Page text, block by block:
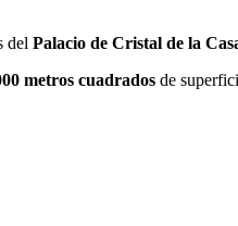
del Palacio de Cristal de la
metros cuadrados de